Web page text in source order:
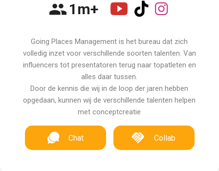
1m+
Going Places Management is het bureau dat zich
volledig inzet voor verschillende soorten talenten. Van
influencers tot presentatoren terug naar topatleten en
alles daar tussen.
Door de kennis die wij in de loop der jaren hebben
opgedaan, kunnen wij de verschillende talenten helpen
met conceptcreatie
Chat Collab